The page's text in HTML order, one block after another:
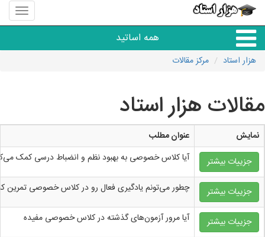
منوی
سایت
استاد
همه اساتید
دبستان تا دبیرستان
زبان های خارجی
دانشگاه
کنکور و مشاوره
هزار استاد مرکز مقالات
مقالات هزار استاد
نمایش
عنوان مطلب
جزییات بیشتر
آیا کلاس خصوصی به بهبود نظم و انضباط درسی کمک
جزییات بیشتر چطور می‌تونم یادگیری فعال رو در کلاس خصوصی تمرین
جزییات بیشتر آیا مرور آزمون‌های گذشته در کلاس خصوصی مفیده